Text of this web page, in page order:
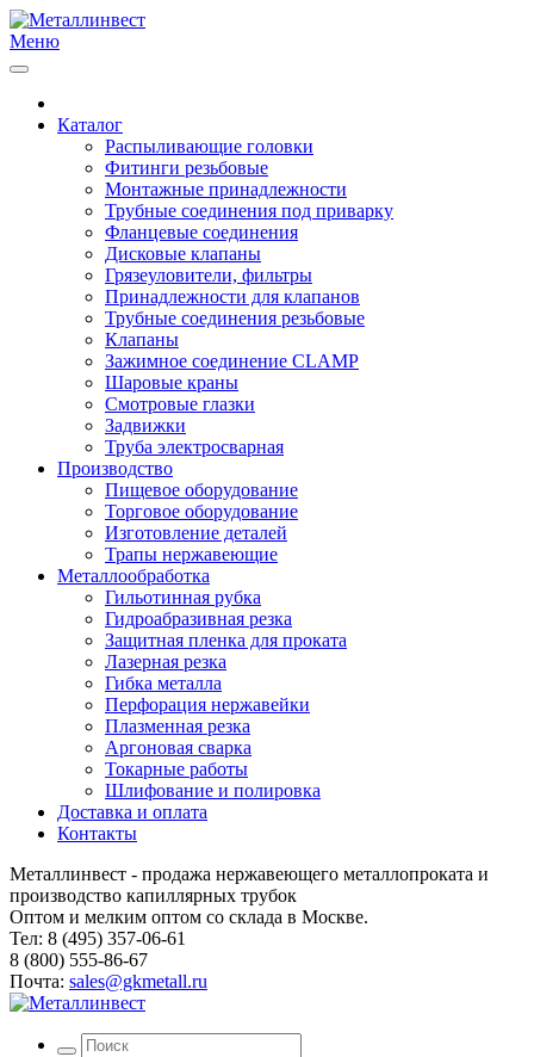
Меню
Каталог
Распыливающие головки
Фитинги резьбовые
Монтажные принадлежности
Трубные соединения под приварку
Фланцевые соединения
Дисковые клапаны
Грязеуловители, фильтры
Принадлежности для клапанов
Трубные соединения резьбовые
Клапаны
Зажимное соединение CLAMP
Шаровые краны
Смотровые глазки
Задвижки
Труба электросварная
Производство
Пищевое оборудование
Торговое оборудование
Изготовление деталей
Трапы нержавеющие
Металлообработка
Гильотинная рубка
Гидроабразивная резка
Защитная пленка для проката
Лазерная резка
Гибка металла
Перфорация нержавейки
Плазменная резка
Аргоновая сварка
Токарные работы
Шлифование и полировка
Доставка и оплата
Контакты
Металлинвест - продажа нержавеющего металлопроката и
производство капиллярных трубок
Оптом и мелким оптом со склада в Москве.
Тел: 8 (495) 357-06-61
8 (800) 555-86-67
Почта: sales@gkmetall.ru